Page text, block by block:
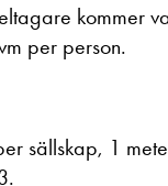
kommer
per person.
sällskap, 1